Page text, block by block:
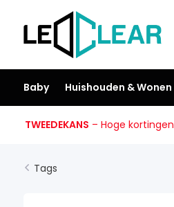
Baby Huishouden & Wonen
TWEEDEKANS – Hoge kortingen
Tags